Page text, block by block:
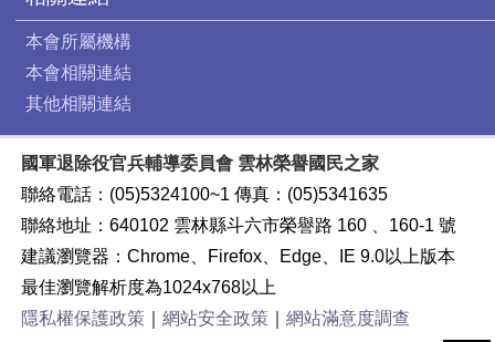
本會所屬機構
本會相關連結
其他相關連結
國軍退除役官兵輔導委員會 雲林榮譽國民之家
聯絡電話：(05)5324100~1 傳真：(05)5341635
聯絡地址：640102 雲林縣斗六市榮譽路 160 、160-1 號
建議瀏覽器：Chrome、Firefox、Edge、IE 9.0以上版本
最佳瀏覽解析度為1024x768以上
隱私權保護政策｜ 網站安全政策｜ 網站滿意度調查